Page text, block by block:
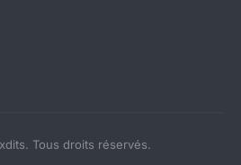
Tous droits réservés.